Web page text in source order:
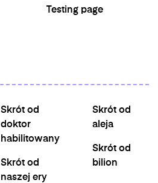
Testing page
Skrót od
doktor
habilitowany
Skrót od
naszej ery
Skrót od
aleja
Skrót od
bilion